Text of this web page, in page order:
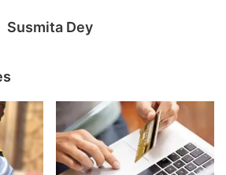
Susmita Dey